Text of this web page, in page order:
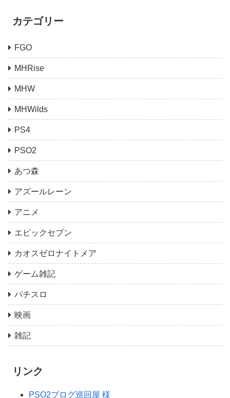
カテゴリー
FGO
MHRise
MHW
MHWilds
PS4
PSO2
あつ森
アズールレーン
アニメ
エピックセブン
カオスゼロナイトメア
ゲーム雑記
パチスロ
映画
雑記
リンク
PSO2ブログ巡回屋 様